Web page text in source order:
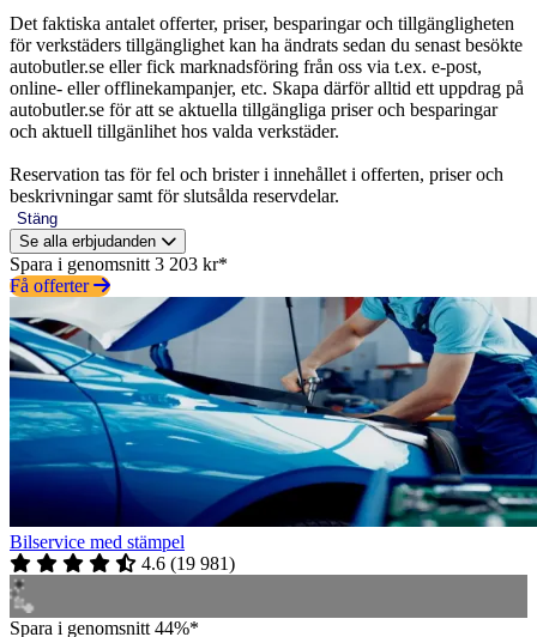
Det faktiska antalet offerter, priser, besparingar och tillgängligheten
för verkstäders tillgänglighet kan ha ändrats sedan du senast besökte
autobutler.se eller fick marknadsföring från oss via t.ex. e-post,
online- eller offlinekampanjer, etc. Skapa därför alltid ett uppdrag på
autobutler.se för att se aktuella tillgängliga priser och besparingar
och aktuell tillgänlihet hos valda verkstäder.
Reservation tas för fel och brister i innehållet i offerten, priser och
beskrivningar samt för slutsålda reservdelar.
Stäng
Se alla erbjudanden
Spara i genomsnitt 3 203 kr*
Få offerter
Bilservice med stämpel
4.6 (19 981)
Spara i genomsnitt 44%*